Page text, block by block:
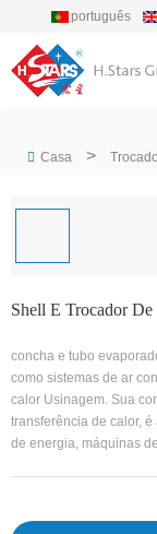
português
Casa >
Shell E Trocador
concha e tubo
como sistemas de ar
calor Usinagem. Sua
transferência de calor,
de energia, máquinas